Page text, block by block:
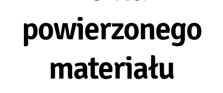
powierzonego
materiału